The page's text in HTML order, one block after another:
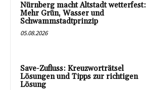
Nürnberg macht Altstadt wetterfest:
Mehr Grün, Wasser und
Schwammstadtprinzip
05.08.2026
Save-Zufluss: Kreuzworträtsel
Lösungen und Tipps zur richtigen
Lösung